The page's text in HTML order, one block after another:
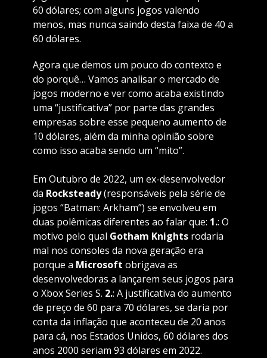
60 dólares; com alguns jogos valendo
menos, mas nunca saindo desta faixa de 40 a
60 dólares.
Agora que demos um pouco do contexto e
do porquê… Vamos analisar o mercado de
jogos moderno e ver como acaba existindo
uma “justificativa” por parte das grandes
empresas sobre esse pequeno aumento de
10 dólares, além da minha opinião sobre
como isso acaba sendo um “mito”.
Em Outubro de 2022, um ex-desenvolvedor
da Rocksteady(responsáveis pela série de
jogos “Batman: Arkham”) se envolveu em
duas polêmicas diferentes ao falar que: 1.: O
motivo pelo qual Gotham Knightsrodaria
mal nos consoles da nova geração era
porque a Microsoft obrigava as
desenvolvedoras a lançarem seus jogos para
o Xbox Series S. 2.: A justificativa do aumento
de preço de 60 para 70 dólares, se daria por
conta da inflação que aconteceu de 20 anos
para cá, nos Estados Unidos, 60 dólares dos
anos 2000 seriam 93 dólares em 2022.